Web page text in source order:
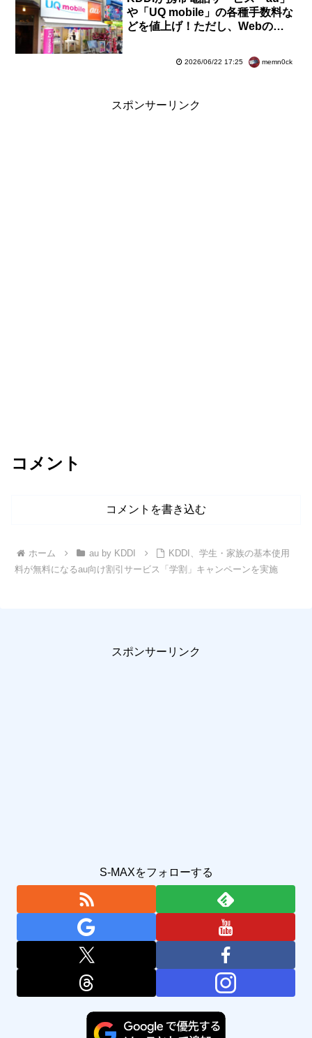
や「UQ mobile」の各種手数料な
どを値上げ！ただし、Webの
2026/06/22 17:25 memn0ck
スポンサーリンク
コメント
コメントを書き込む
ホーム au by KDDI
KDDI、学生・家族の基本使用
料が無料になるau向け割引サービス「学割」キャンペーンを実施
スポンサーリンク
S-MAXをフォローする